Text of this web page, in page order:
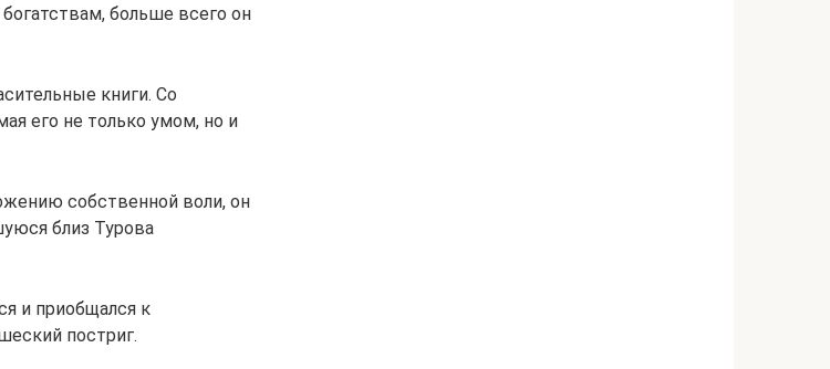
больше всего он
книги. Со
его не только умом, но и
собственной воли, он
близ Турова
и приобщался к
постриг.